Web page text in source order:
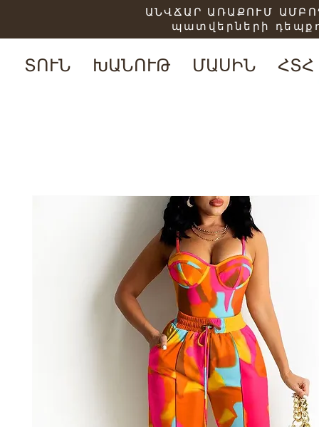
ՏՈՒՆ ԽԱՆՈՒԹ ՄԱՍԻՆ ՀՏՀ
ԱՆՎՃԱՐ ԱՌԱՔՈՒՄ
պատվերների